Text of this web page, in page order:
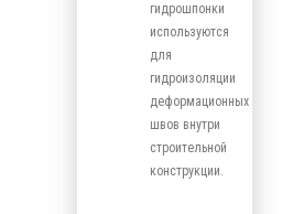
гидрошпонки
используются
для
гидроизоляции
деформационных
швов внутри
строительной
конструкции.